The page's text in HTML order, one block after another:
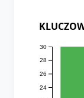
24
26
28
30